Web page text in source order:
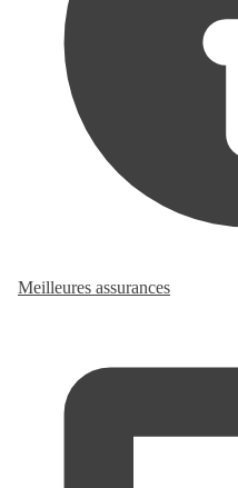
Meilleures assurances